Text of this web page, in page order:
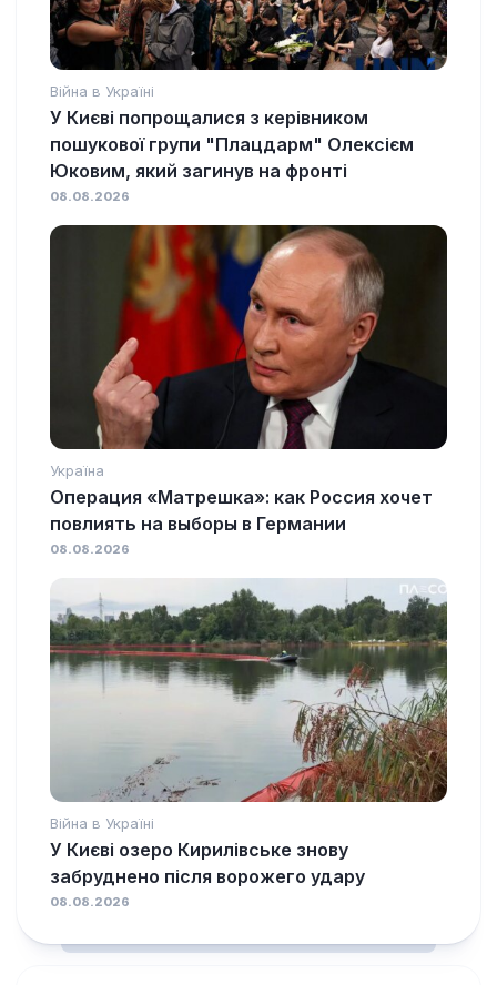
Війна в Україні
У Києві попрощалися з керівником
пошукової групи "Плацдарм" Олексієм
Юковим, який загинув на фронті
08.08.2026
Україна
Операция «Матрешка»: как Россия хочет
повлиять на выборы в Германии
08.08.2026
Війна в Україні
У Києві озеро Кирилівське знову
забруднено після ворожего удару
08.08.2026